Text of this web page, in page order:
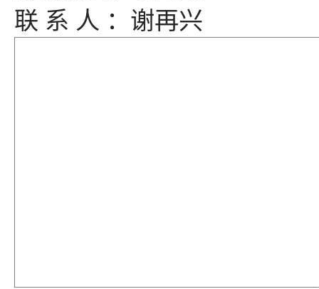
联 系 人 ：谢再兴